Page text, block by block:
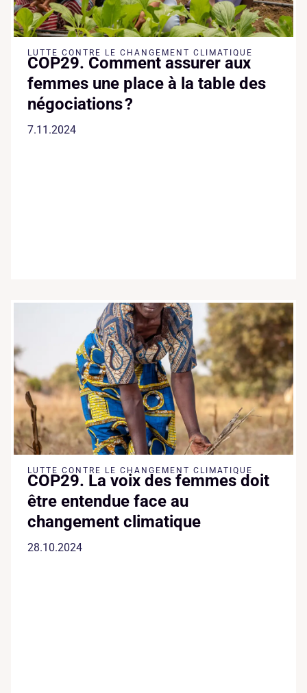
LUTTE CONTRE LE CHANGEMENT CLIMATIQUE
COP29. Comment assurer aux
femmes une place à la table des
négociations ?
7.11.2024
LUTTE CONTRE LE CHANGEMENT CLIMATIQUE
COP29. La voix des femmes doit
être entendue face au
changement climatique
28.10.2024